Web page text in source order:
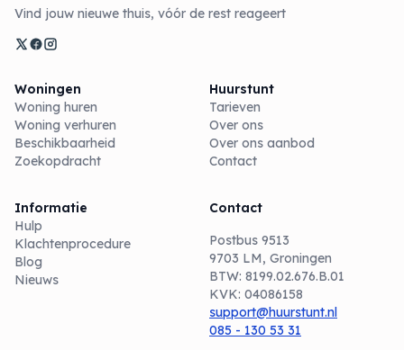
Vind jouw nieuwe thuis, vóór de rest reageert
Woningen
Woning huren
Woning verhuren
Beschikbaarheid
Zoekopdracht
Huurstunt
Tarieven
Over ons
Over ons aanbod
Contact
Informatie
Hulp
Klachtenprocedure
Blog
Nieuws
Contact
Postbus 9513
9703 LM, Groningen
BTW: 8199.02.676.B.01
KVK: 04086158
support@huurstunt.nl
085 - 130 53 31